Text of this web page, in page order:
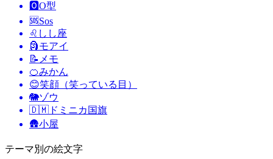
🅾️O型
🆘Sos
♌ しし座
🗿モアイ
📝 メモ
🍊みかん
😊笑顔（笑っている目）
🐘ゾウ
🇩🇲 ドミニカ国旗
🛖小屋
テーマ別の絵文字